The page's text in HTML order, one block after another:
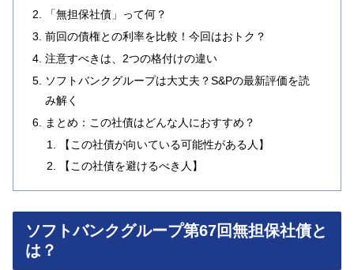
「無担保社債」って何？
前回の債権との利率を比較！今回はおトク？
注意すべきは、2つの格付けの違い
ソフトバンクグループは大丈夫？S&Pの最新評価を読
み解く
まとめ：この社債はどんな人におすすめ？
【この社債が向いている可能性がある人】
【この社債を避けるべき人】
ソフトバンクグループ第67回無担保社債と
は？